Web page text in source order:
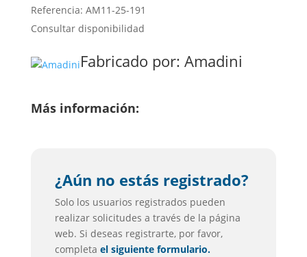
Referencia: AM11-25-191
Consultar disponibilidad
Fabricado por: Amadini
Más información:
¿Aún no estás registrado?
Solo los usuarios registrados pueden
realizar solicitudes a través de la página
web. Si deseas registrarte, por favor,
completa el siguiente formulario.